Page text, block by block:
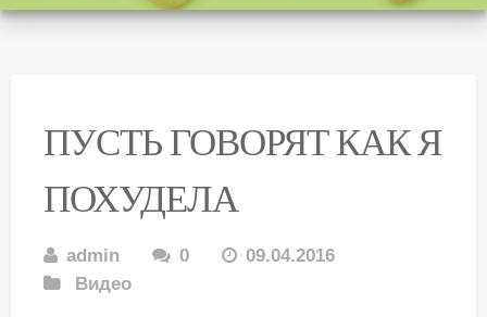
ПУСТЬ ГОВОРЯТ КАК Я
ПОХУДЕЛА
admin 0
09.04.2016
Видео